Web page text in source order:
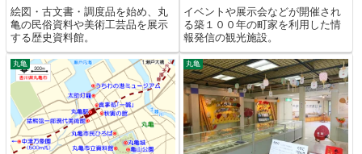
絵図・古文書・調度品を始め、丸
亀の民俗資料や美術工芸品を展示
する歴史資料館。
イベントや展示会などが開催され
る築１００年の町家を利用した情
報発信の観光施設。
丸亀 丸亀